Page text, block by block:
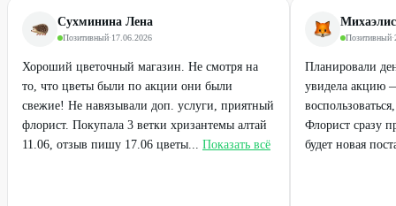
Сухминина Лена
Позитивный·17.06.2026
Хороший цветочный магазин. Не смотря на
то, что цветы были по акции они были
свежие! Не навязывали доп. услуги, приятный
флорист. Покупала 3 ветки хризантемы алтай
11.06, отзыв пишу 17.06 цветы... Показать всё
Позитивный·
Планировали
увидела акцию
Флорист сразу
будет новая